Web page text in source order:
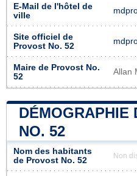
E-Mail de l'hôtel de
ville
Site officiel de
Provost No. 52
Maire de Provost No.
52
Allan
DÉMOGRAPHIE
NO. 52
Nom des habitants
de Provost No. 52
Non